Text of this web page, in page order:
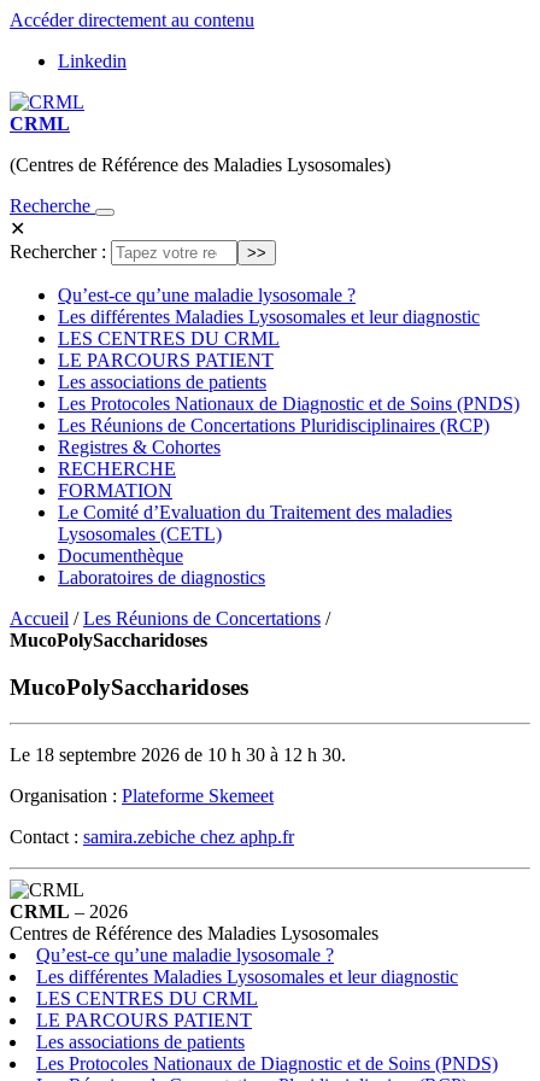
Accéder directement au contenu
Linkedin
CRML
(Centres de Référence des Maladies Lysosomales)
Recherche
✕
Rechercher :
Qu’est-ce qu’une maladie lysosomale ?
Les différentes Maladies Lysosomales et leur diagnostic
LES CENTRES DU CRML
LE PARCOURS PATIENT
Les associations de patients
Les Protocoles Nationaux de Diagnostic et de Soins (PNDS)
Les Réunions de Concertations Pluridisciplinaires (RCP)
Registres & Cohortes
RECHERCHE
FORMATION
Le Comité d’Evaluation du Traitement des maladies
Lysosomales (CETL)
Documenthèque
Laboratoires de diagnostics
Accueil /Les Réunions de Concertations /
MucoPolySaccharidoses
MucoPolySaccharidoses
Le 18 septembre 2026 de 10 h 30 à 12 h 30.
Organisation : Plateforme Skemeet
Contact : samira.zebiche chez aphp.fr
CRML – 2026
Centres de Référence des Maladies Lysosomales
Qu’est-ce qu’une maladie lysosomale ?
Les différentes Maladies Lysosomales et leur diagnostic
LES CENTRES DU CRML
LE PARCOURS PATIENT
Les associations de patients
Les Protocoles Nationaux de Diagnostic et de Soins (PNDS)